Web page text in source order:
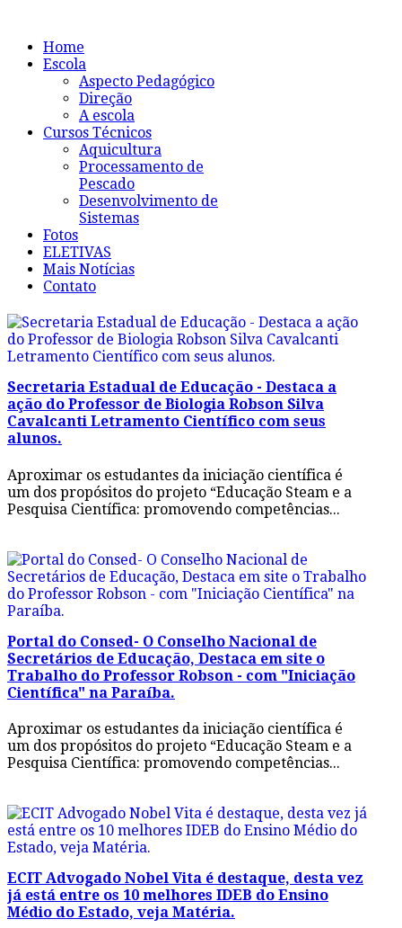
Home
Escola
Aspecto Pedagógico
Direção
A escola
Cursos Técnicos
Aquicultura
Processamento de
Pescado
Desenvolvimento de
Sistemas
Fotos
ELETIVAS
Mais Notícias
Contato
Secretaria Estadual de Educação - Destaca a
ação do Professor de Biologia Robson Silva
Cavalcanti Letramento Científico com seus
alunos.
Aproximar os estudantes da iniciação científica é
um dos propósitos do projeto “Educação Steam e a
Pesquisa Científica: promovendo competências...
Portal do Consed- O Conselho Nacional de
Secretários de Educação, Destaca em site o
Trabalho do Professor Robson - com "Iniciação
Científica" na Paraíba.
Aproximar os estudantes da iniciação científica é
um dos propósitos do projeto “Educação Steam e a
Pesquisa Científica: promovendo competências...
ECIT Advogado Nobel Vita é destaque, desta vez
já está entre os 10 melhores IDEB do Ensino
Médio do Estado, veja Matéria.